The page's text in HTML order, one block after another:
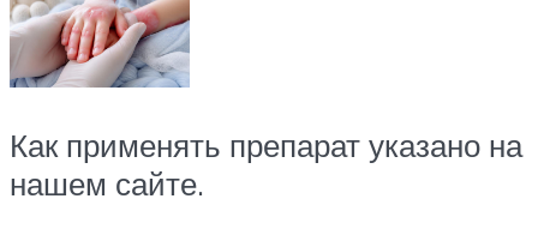
Как применять препарат указано на
нашем сайте.